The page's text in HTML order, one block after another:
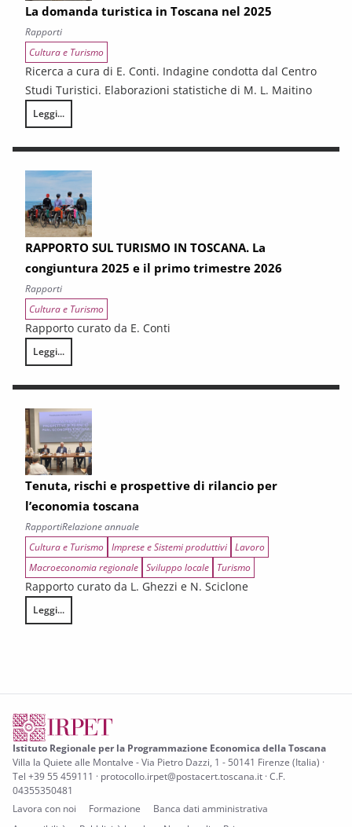
La domanda turistica in Toscana nel 2025
Rapporti
Cultura e Turismo
Ricerca a cura di E. Conti. Indagine condotta dal Centro
Studi Turistici. Elaborazioni statistiche di M. L. Maitino
Leggi...
La domanda turistica in Toscana nel 2025
RAPPORTO SUL TURISMO IN TOSCANA. La
congiuntura 2025 e il primo trimestre 2026
Rapporti
Cultura e Turismo
Rapporto curato da E. Conti
Leggi...
RAPPORTO SUL TURISMO IN TOSCANA. La congiuntura 2025 e il
Tenuta, rischi e prospettive di rilancio per
l’economia toscana
RapportiRelazione annuale
Cultura e Turismo Imprese e Sistemi produttivi Lavoro
Macroeconomia regionale Sviluppo locale Turismo
Rapporto curato da L. Ghezzi e N. Sciclone
Leggi...
Tenuta, rischi e prospettive di rilancio per l’economia toscana
Istituto Regionale per la Programmazione Economica della Toscana
Villa la Quiete alle Montalve - Via Pietro Dazzi, 1 - 50141 Firenze (Italia) ·
Tel +39 55 459111 · protocollo.irpet@postacert.toscana.it · C.F.
04355350481
Lavora con noi
Formazione
Banca dati amministrativa